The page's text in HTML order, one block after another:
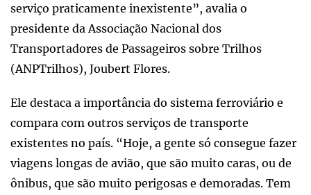
serviço praticamente inexistente”, avalia o
presidente da Associação Nacional dos
Transportadores de Passageiros sobre Trilhos
(ANPTrilhos), Joubert Flores.
Ele destaca a importância do sistema ferroviário e
compara com outros serviços de transporte
existentes no país. “Hoje, a gente só consegue fazer
viagens longas de avião, que são muito caras, ou de
ônibus, que são muito perigosas e demoradas. Tem